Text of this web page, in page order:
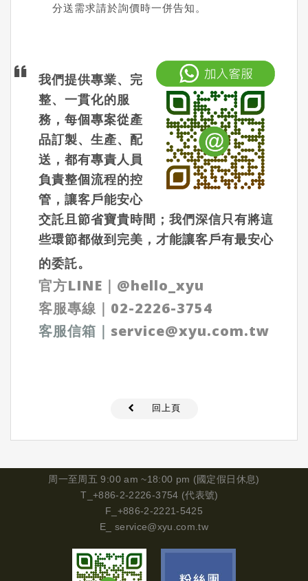
分送需求請於詢價時一併告知。
我們提供專業、完
整、一貫化的服
務，每個專案從產
品訂製、生產、配
送，都有專責人員
負責整個流程的控
管，讓客戶能安心
交託且節省寶貴時間；我們深信只有將這
些環節都做到完美，才能讓客戶有最安心
的委託。
官方LINE ｜ @hello_xyu
客服專線｜ 02-2226-3754
客服信箱 ｜ service@xyu.com.tw
回上頁
周一至周五 9:00 am ~18:00 pm (國定假日休息)
T_+886-2-2226-3754 (代表號)
F_+886-2-2221-5425
E_ service@xyu.com.tw